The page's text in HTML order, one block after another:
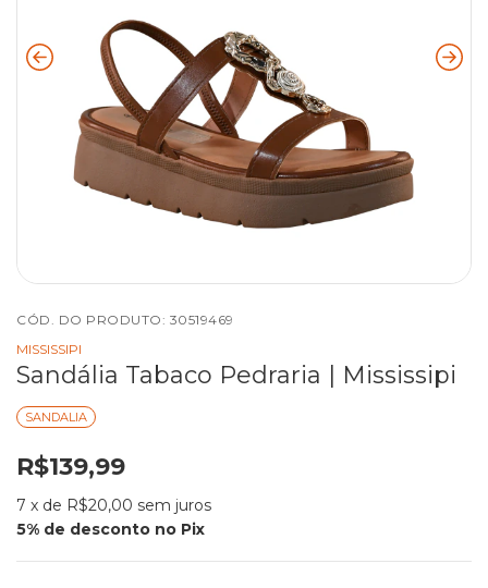
CÓD. DO PRODUTO: 30519469
MISSISSIPI
Sandália Tabaco Pedraria | Mississipi
SANDALIA
R$139,99
7 x de R$20,00 sem juros